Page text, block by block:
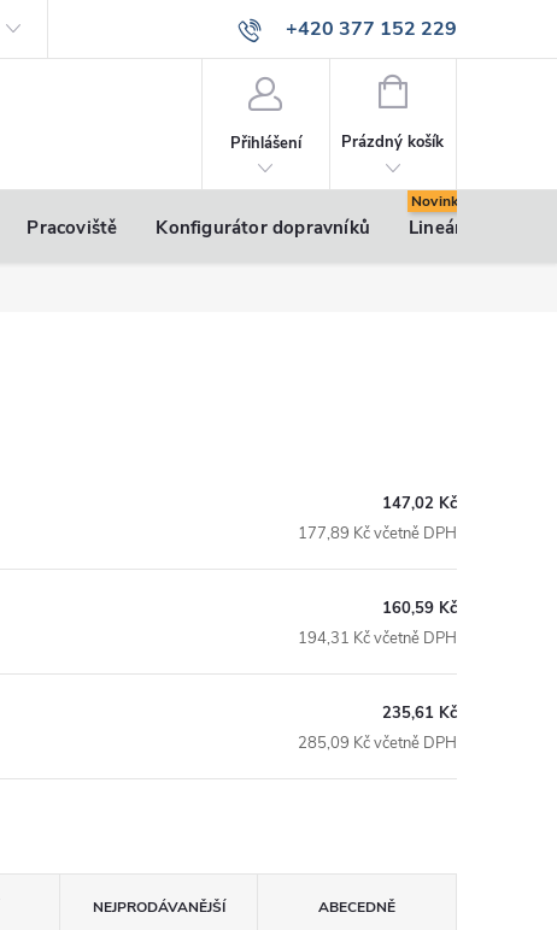
+420 377 152 229
info@vsk-profily.cz
Přihlášení
NÁKUPNÍ
Prázdný košík
Pracoviště Konfigurátor dopravníků Lineární pohony
147,02 Kč
177,89 Kč včetně DPH
160,59 Kč
194,31 Kč včetně DPH
235,61 Kč
285,09 Kč včetně DPH
NEJPRODÁVANĚJŠÍ ABECEDNĚ